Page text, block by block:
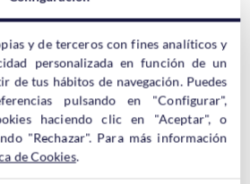
WordPress con
y de terceros con fines analíticos y
personalizada en función de un
de tus hábitos de navegación. Puedes
pulsando en "Configurar",
haciendo clic en "Aceptar", o
"Rechazar". Para más información
de Cookies.